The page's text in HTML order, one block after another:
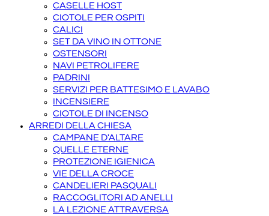
CASELLE HOST
CIOTOLE PER OSPITI
CALICI
SET DA VINO IN OTTONE
OSTENSORI
NAVI PETROLIFERE
PADRINI
SERVIZI PER BATTESIMO E LAVABO
INCENSIERE
CIOTOLE DI INCENSO
ARREDI DELLA CHIESA
CAMPANE D'ALTARE
QUELLE ETERNE
PROTEZIONE IGIENICA
VIE DELLA CROCE
CANDELIERI PASQUALI
RACCOGLITORI AD ANELLI
LA LEZIONE ATTRAVERSA